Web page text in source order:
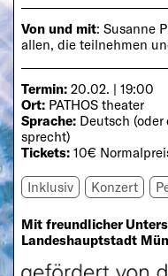
Von und mit: Susanne
allen, die teilnehmen
Termin: 20.02. | 19:00
Ort: PATHOS theater
Sprache: Deutsch
sprecht)
Tickets: 10€
Inklusiv Konzert
Mit freundlicher
Landeshauptstadt